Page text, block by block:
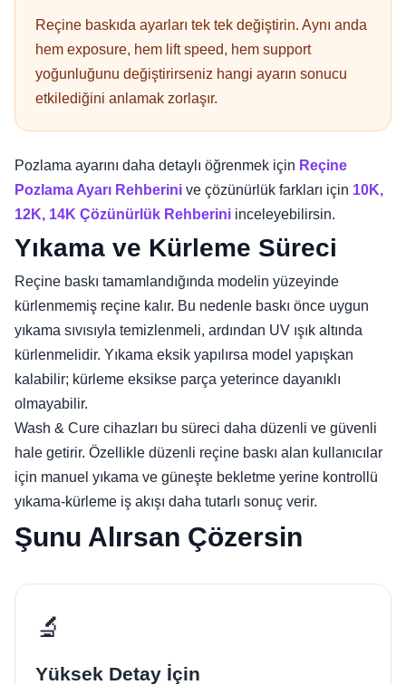
Reçine baskıda ayarları tek tek değiştirin. Aynı anda
hem exposure, hem lift speed, hem support
yoğunluğunu değiştirirseniz hangi ayarın sonucu
etkilediğini anlamak zorlaşır.
Pozlama ayarını daha detaylı öğrenmek için Reçine
Pozlama Ayarı Rehberini ve çözünürlük farkları için 10K,
12K, 14K Çözünürlük Rehberini inceleyebilirsin.
Yıkama ve Kürleme Süreci
Reçine baskı tamamlandığında modelin yüzeyinde
kürlenmemiş reçine kalır. Bu nedenle baskı önce uygun
yıkama sıvısıyla temizlenmeli, ardından UV ışık altında
kürlenmelidir. Yıkama eksik yapılırsa model yapışkan
kalabilir; kürleme eksikse parça yeterince dayanıklı
olmayabilir.
Wash & Cure cihazları bu süreci daha düzenli ve güvenli
hale getirir. Özellikle düzenli reçine baskı alan kullanıcılar
için manuel yıkama ve güneşte bekletme yerine kontrollü
yıkama-kürleme iş akışı daha tutarlı sonuç verir.
Şunu Alırsan Çözersin
🔬
Yüksek Detay İçin